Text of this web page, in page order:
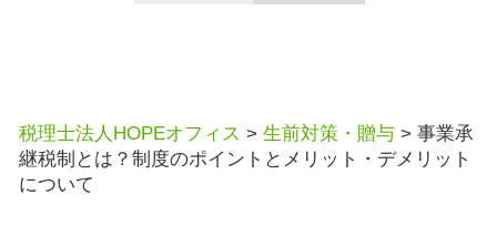
税理士法人HOPEオフィス > 生前対策・贈与 > 事業承
継税制とは？制度のポイントとメリット・デメリット
について